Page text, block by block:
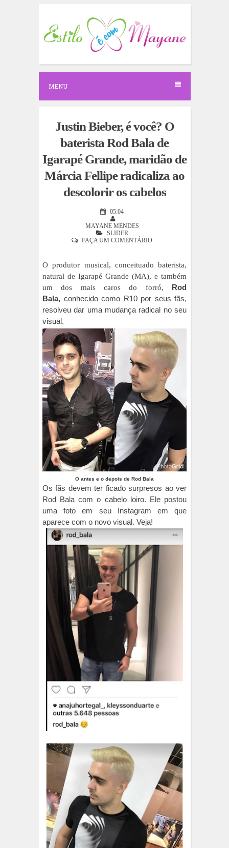
c
o
e
MENU
Justin Bieber, é você? O
baterista Rod Bala de
Igarapé Grande, maridão de
Márcia Fellipe radicaliza ao
descolorir os cabelos
05:04
MAYANE MENDES
SLIDER
FAÇA UM COMENTÁRIO
O produtor musical, conceituado baterista,
natural de Igarapé Grande (MA), e também
um dos mais caros do forró, Rod
Bala, conhecido como R10 por seus fãs,
resolveu dar uma mudança radical no seu
visual.
O antes e o depois de Rod Bala
Os fãs devem ter ficado surpresos ao ver
Rod Bala com o cabelo loiro. Ele postou
uma foto em seu Instagram em que
aparece com o novo visual. Veja!